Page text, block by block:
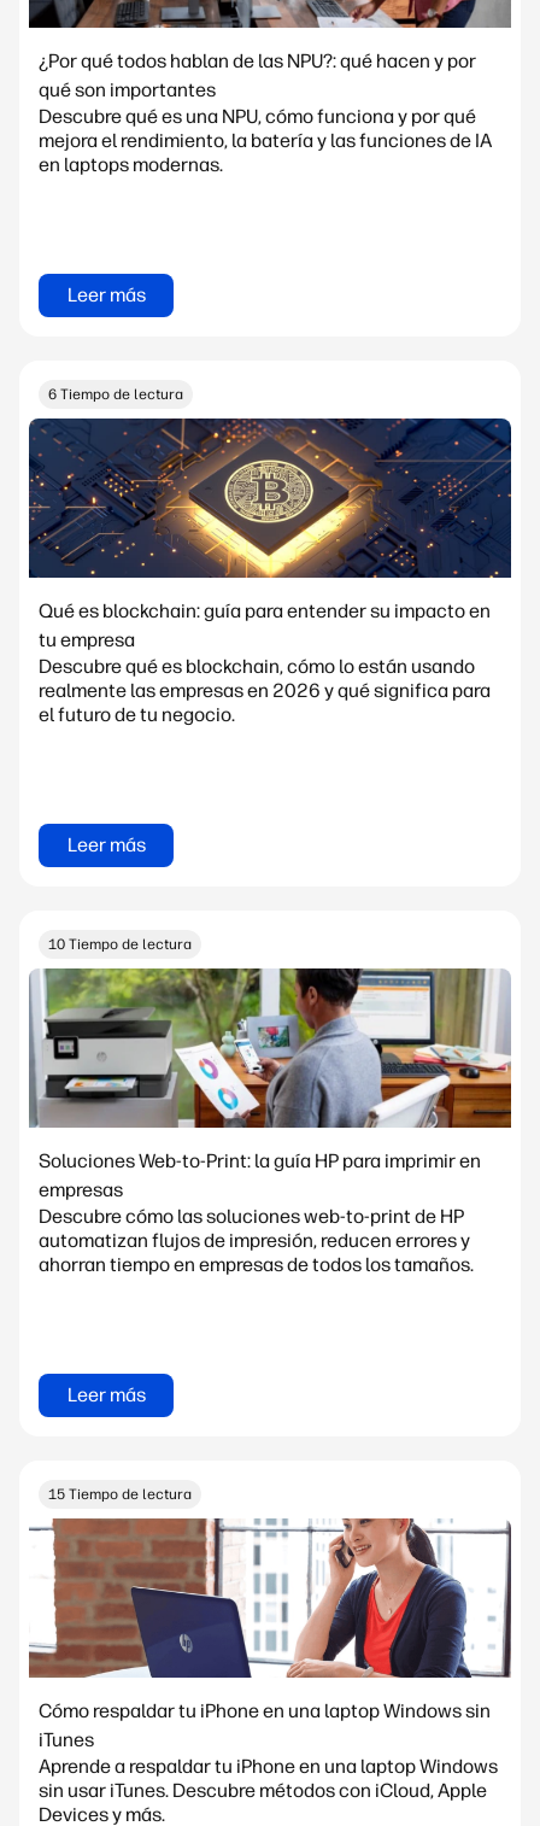
¿Por qué todos hablan de las NPU?: qué hacen y por
qué son importantes
Descubre qué es una NPU, cómo funciona y por qué
mejora el rendimiento, la batería y las funciones de IA
en laptops modernas.
Leer más
6 Tiempo de lectura
Qué es blockchain: guía para entender su impacto en
tu empresa
Descubre qué es blockchain, cómo lo están usando
realmente las empresas en 2026 y qué significa para
el futuro de tu negocio.
Leer más
10 Tiempo de lectura
Soluciones Web-to-Print: la guía HP para imprimir en
empresas
Descubre cómo las soluciones web-to-print de HP
automatizan flujos de impresión, reducen errores y
ahorran tiempo en empresas de todos los tamaños.
Leer más
15 Tiempo de lectura
Cómo respaldar tu iPhone en una laptop Windows sin
iTunes
Aprende a respaldar tu iPhone en una laptop Windows
sin usar iTunes. Descubre métodos con iCloud, Apple
Devices y más.